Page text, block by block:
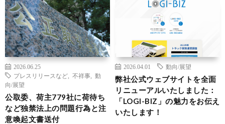
2026.06.25
プレスリリースなど
不祥事
動
向/展望
公取委、荷主779社に荷待ち
など独禁法上の問題行為と注
意喚起文書送付
2026.04.01 動向/展望
弊社公式ウェブサイトを全面
リニューアルいたしました：
「LOGI-BIZ」の魅力をお伝え
いたします！